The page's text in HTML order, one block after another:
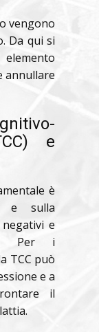
vengono
Da qui si
annullare
e
è
e sulla
e
Per i
TCC può
e a
il